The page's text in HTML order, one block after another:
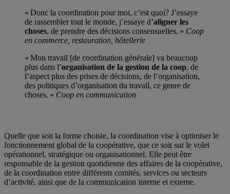
« Donc la coordination pour moi, c’est quoi? J’essaye
de rassembler tout le monde, j’essaye d’aligner les
choses, de prendre des décisions consensuelles. » Coop
en commerce, restauration, hôtellerie
« Mon travail [de coordination générale] va beaucoup
plus dans l’organisation de la gestion de la coop, de
l’aspect plus des prises de décisions, de l’organisation,
des politiques d’organisation du travail, ce genre de
choses. » Coop en communication
Quelle que soit la forme choisie, la coordination vise à optimiser le
fonctionnement global de la coopérative, que ce soit sur le volet
opérationnel, stratégique ou organisationnel. Elle peut être
responsable de la gestion quotidienne des affaires de la coopérative,
de la coordination entre différents comités, services ou secteurs
d’activité, ainsi que de la communication interne et externe.